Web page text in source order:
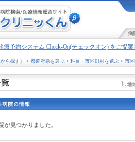
病
療予約システム Check-On(チェックオン) をご提案
ら探す） > 都道府県を選ぶ> 科目・市区町村を選ぶ> 市
が見つかりました。